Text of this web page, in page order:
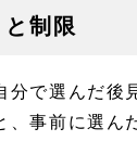
制限
分で選んだ後
、事前に選ん